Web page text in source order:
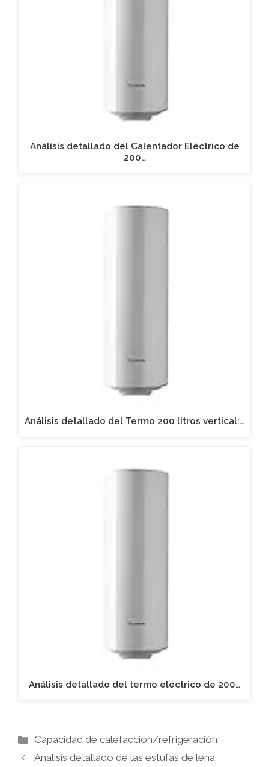
Análisis detallado del Calentador Eléctrico de
200…
Análisis detallado del Termo 200 litros vertical:…
Análisis detallado del termo eléctrico de 200…
Categorías
Capacidad de calefacción/refrigeración
Análisis detallado de las estufas de leña